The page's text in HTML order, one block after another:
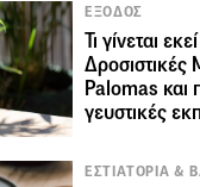
ΕΞΟΔΟΣ
Τι γίνεται
Palomas και
γευστικές
ΕΣΤΙΑΤΟΡΙΑ &